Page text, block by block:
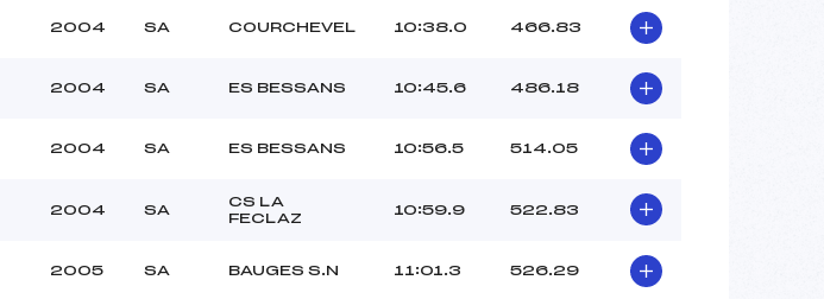
2004 SA COURCHEVEL 10:38.0 466.83
2004 SA ES BESSANS 10:45.6 486.18
2004 SA ES BESSANS 10:56.5 514.05
2004 SA
CS LA
FECLAZ
10:59.9 522.83
2005 SA BAUGES S.N 11:01.3 526.29